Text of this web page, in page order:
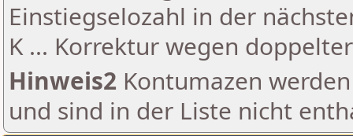
Einstiegselozahl in der
K ... Korrektur wegen
Hinweis2 Kontumazen
und sind in der Liste nicht